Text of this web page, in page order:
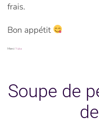
frais.
Bon appétit
Merci Yuka
Soupe de